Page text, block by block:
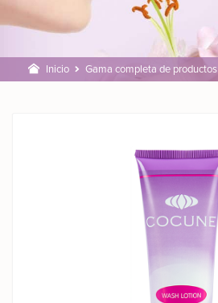
Inicio Gama completa de productos